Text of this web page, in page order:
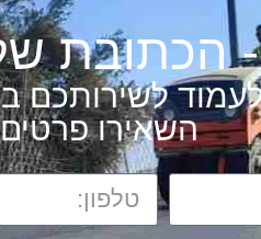
הכתובת
לשירותכם
השאירו פרטים כאן